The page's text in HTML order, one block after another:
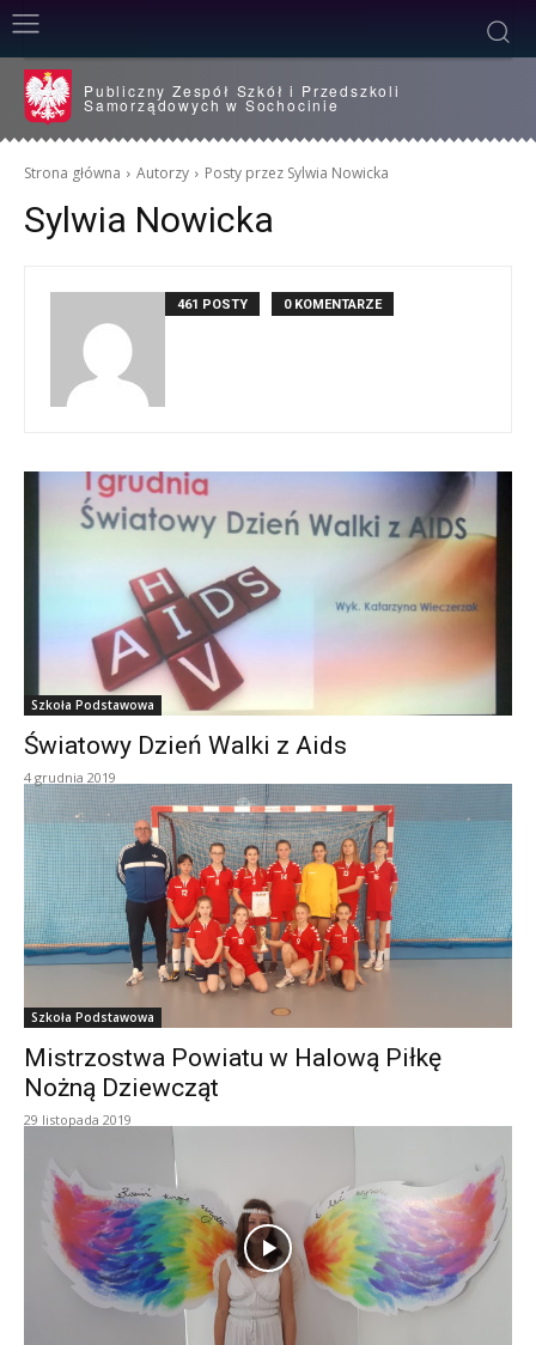
Publiczny Zespół Szkół i Przedszkoli
Samorządowych w Sochocinie
Strona główna Autorzy Posty przez Sylwia Nowicka
Sylwia Nowicka
461 POSTY 0 KOMENTARZE
Szkoła Podstawowa
Światowy Dzień Walki z Aids
4 grudnia 2019
Szkoła Podstawowa
Mistrzostwa Powiatu w Halową Piłkę
Nożną Dziewcząt
29 listopada 2019